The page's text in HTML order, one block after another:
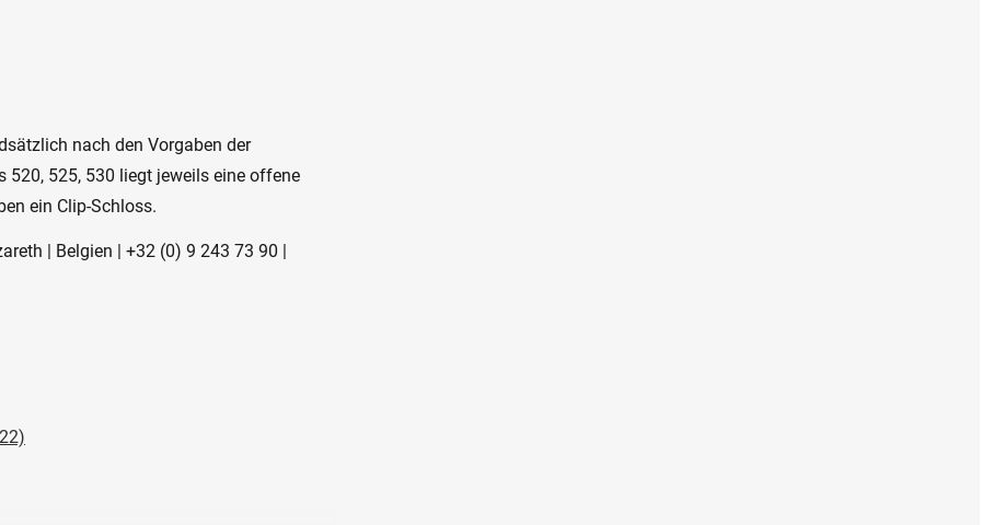
nach den Vorgaben der
520, 525, 530 liegt jeweils eine offene
ein Clip-Schloss.
| Belgien | +32 (0) 9 243 73 90 |